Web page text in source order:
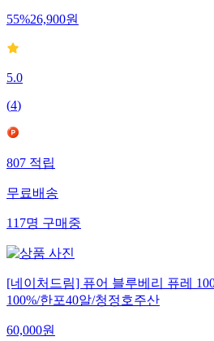
55%26,900원
5.0
(4)
807적립
무료배송
117명구매중
[네이처드림] 퓨어 블루베리 퓨레
100%/한포40알/청정호주산
60,000원